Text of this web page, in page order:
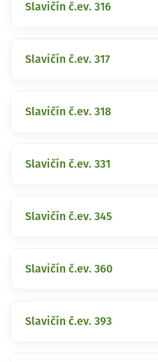
Slavičín č.ev. 316
Slavičín č.ev. 317
Slavičín č.ev. 318
Slavičín č.ev. 331
Slavičín č.ev. 345
Slavičín č.ev. 360
Slavičín č.ev. 393